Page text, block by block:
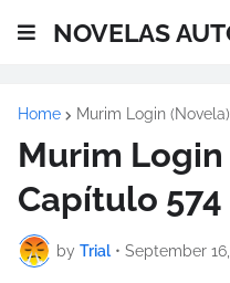
NOVELAS
Home Murim Login (Novela)
Murim
Capítulo 574
by Trial • September